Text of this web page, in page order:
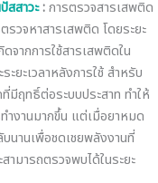
สสาวะ:การตรวจสารเสพติด
รวจหาสารเสพติด โดยระยะ
จากการใช้สารเสพติดใน
ะยะเวลาหลังการใช้ สำหรับ
ฤทธิ์ต่อระบบประสาท ทำให้
ำงานมากขึ้น แต่เมื่อยาหมด
นานเพื่อชดเชยพลังงานที่
ามารถตรวจพบได้ในระยะ